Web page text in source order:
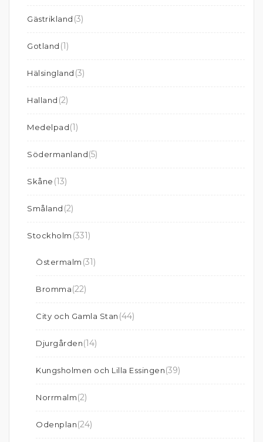
Gästrikland (3)
Gotland (1)
Hälsingland (3)
Halland (2)
Medelpad(1)
Södermanland(5)
Skåne (13)
Småland (2)
Stockholm (331)
Östermalm (31)
Bromma(22)
City och Gamla Stan (44)
Djurgården(14)
Kungsholmen och Lilla Essingen(39)
Norrmalm(2)
Odenplan(24)